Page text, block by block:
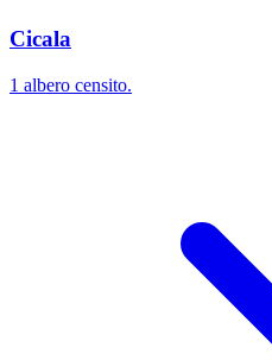
Cicala
1 albero censito.